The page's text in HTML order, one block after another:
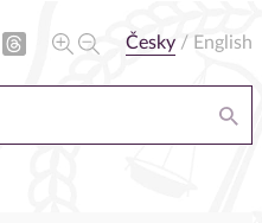
Česky / English